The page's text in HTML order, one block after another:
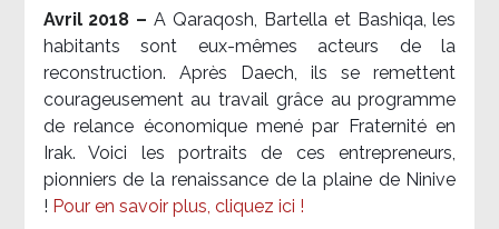
Avril 2018 –A Qaraqosh, Bartella et Bashiqa, les
habitants sont eux-mêmes acteurs de la
reconstruction. Après Daech, ils se remettent
courageusement au travail grâce au programme
de relance économique mené par Fraternité en
Irak. Voici les portraits de ces entrepreneurs,
pionniers de la renaissance de la plaine de Ninive
! Pour en savoir plus, cliquez ici !